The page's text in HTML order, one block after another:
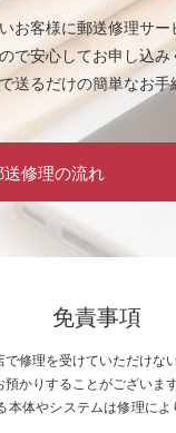
お客様に郵送修理サー
で安心してお申し込み
送るだけの簡単なお手
送修理の流れ
免責事項
で修理を受けていただけな
かりすることがございます
本体やシステムは修理に